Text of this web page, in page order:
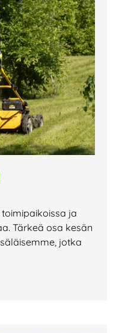
ja
Tärkeä osa kesän
jotka